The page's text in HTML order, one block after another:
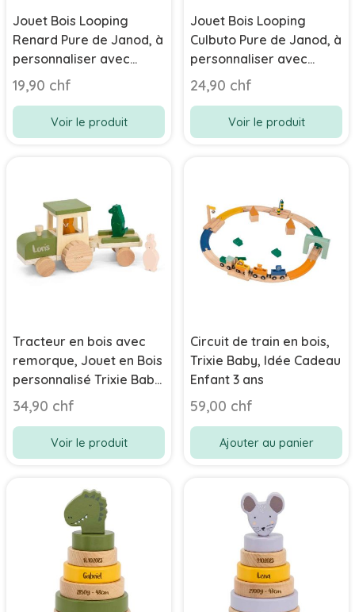
Jouet Bois Looping
Renard Pure de Janod, à
personnaliser avec
prénom enfant
19,90 chf
Voir le produit
Jouet Bois Looping
Culbuto Pure de Janod, à
personnaliser avec
prénom enfant
24,90 chf
Voir le produit
Tracteur en bois avec
remorque, Jouet en Bois
personnalisé Trixie Baby,
dès 18 mois
34,90 chf
Voir le produit
Circuit de train en bois,
Trixie Baby, Idée Cadeau
Enfant 3 ans
59,00 chf
Ajouter au panier